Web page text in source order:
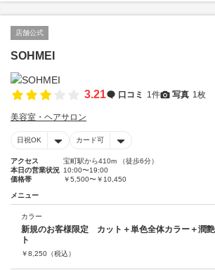
店舗公式
SOHMEI
3.21 口コミ 1件 写真 1枚
美容室・ヘアサロン
日祝OK カード可
アクセス
宝町駅から410m （徒歩6分）
本日の営業状況 10:00〜19:00
価格帯
￥5,500〜￥10,450
メニュー
カラー
新規のお客様限定 カット＋単色全体カラー＋潤
ト
￥8,250 （税込）